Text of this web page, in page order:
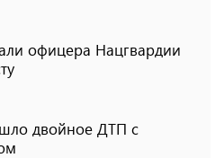
офицера Нацгвардии
двойное ДТП с